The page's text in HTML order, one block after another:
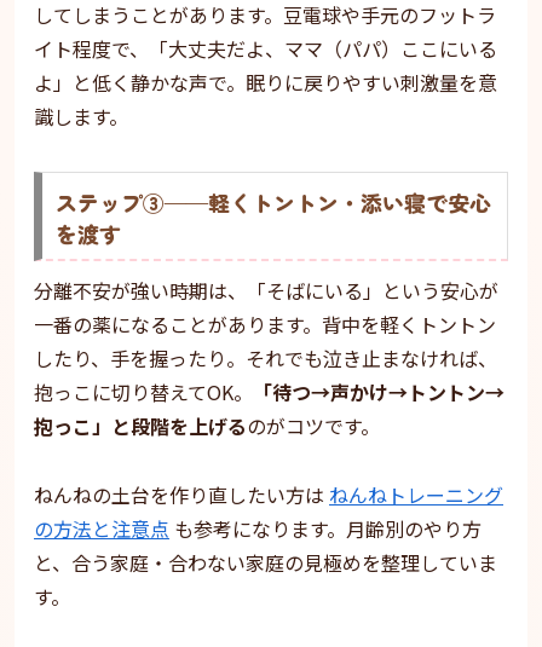
してしまうことがあります。豆電球や手元のフットラ
イト程度で、「大丈夫だよ、ママ（パパ）ここにいる
よ」と低く静かな声で。眠りに戻りやすい刺激量を意
識します。
ステップ③——軽くトントン・添い寝で安心
を渡す
分離不安が強い時期は、「そばにいる」という安心が
一番の薬になることがあります。背中を軽くトントン
したり、手を握ったり。それでも泣き止まなければ、
抱っこに切り替えてOK。
「待つ→声かけ→トントン→
抱っこ」と段階を上げるのがコツです。
ねんねの土台を作り直したい方は ねんねトレーニング
の方法と注意点 も参考になります。月齢別のやり方
と、合う家庭・合わない家庭の見極めを整理していま
す。